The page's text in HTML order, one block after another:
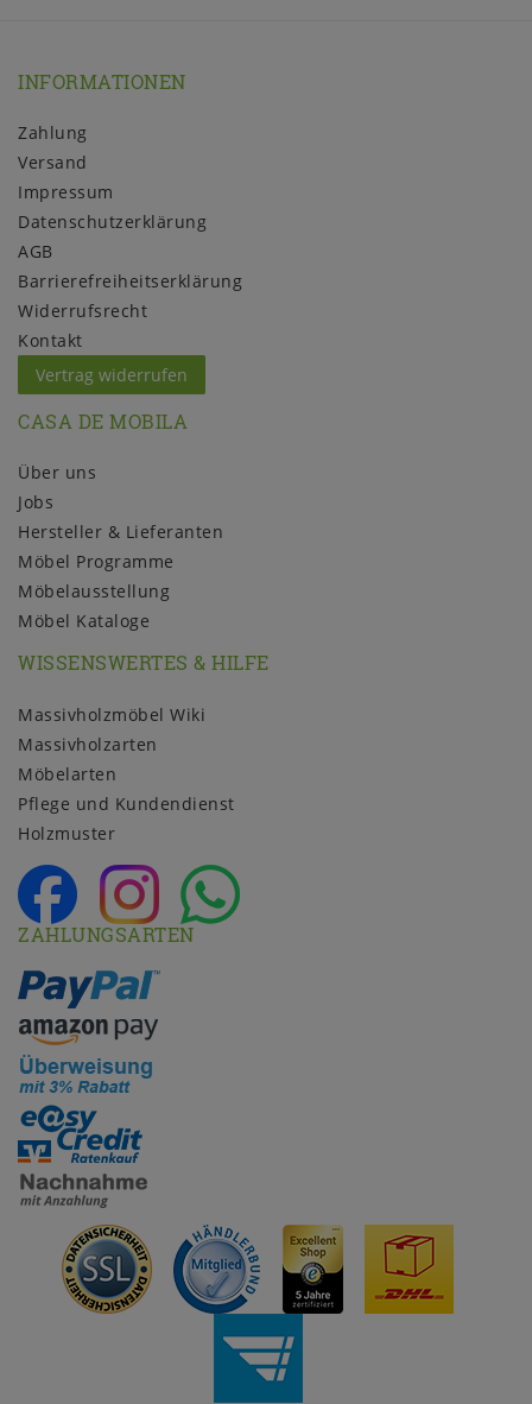
INFORMATIONEN
Zahlung
Versand
Impressum
Daten­schutz­erklärung
AGB
Barrierefreiheitserklärung
Widerrufs­recht
Kontakt
Vertrag widerrufen
CASA DE MOBILA
Über uns
Jobs
Hersteller & Lieferanten
Möbel Programme
Möbelausstellung
Möbel Kataloge
WISSENSWERTES & HILFE
Massivholzmöbel Wiki
Massivholzarten
Möbelarten
Pflege und Kundendienst
Holzmuster
ZAHLUNGSARTEN